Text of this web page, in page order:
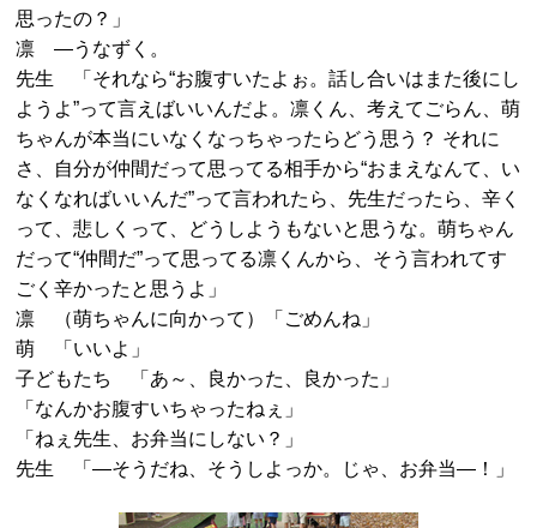
思ったの？」
凛 ―うなずく。
先生 「それなら“お腹すいたよぉ。話し合いはまた後にし
ようよ”って言えばいいんだよ。凛くん、考えてごらん、萌
ちゃんが本当にいなくなっちゃったらどう思う？ それに
さ、自分が仲間だって思ってる相手から“おまえなんて、い
なくなればいいんだ”って言われたら、先生だったら、辛く
って、悲しくって、どうしようもないと思うな。萌ちゃん
だって“仲間だ”って思ってる凛くんから、そう言われてす
ごく辛かったと思うよ」
凛 （萌ちゃんに向かって）「ごめんね」
萌 「いいよ」
子どもたち 「あ～、良かった、良かった」
「なんかお腹すいちゃったねぇ」
「ねぇ先生、お弁当にしない？」
先生 「―そうだね、そうしよっか。じゃ、お弁当―！」